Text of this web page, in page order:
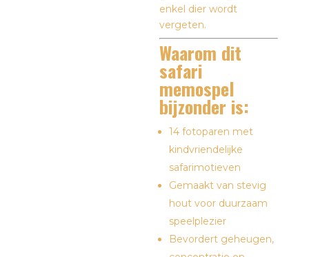
enkel dier wordt
vergeten.
Waarom dit
safari
memospel
bijzonder is:
14 fotoparen met
kindvriendelijke
safarimotieven
Gemaakt van stevig
hout voor duurzaam
speelplezier
Bevordert geheugen,